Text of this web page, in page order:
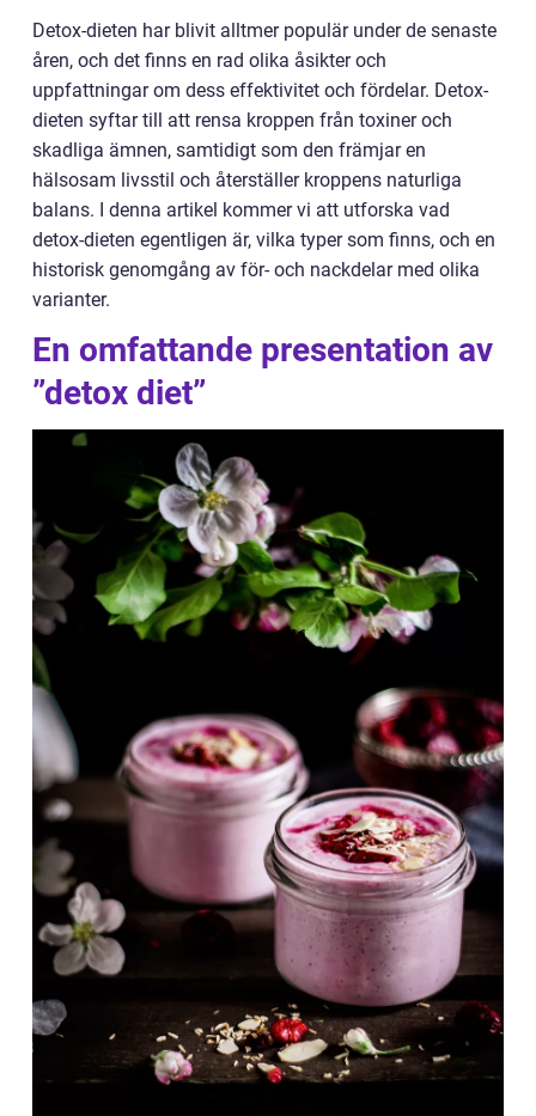
Detox-dieten har blivit alltmer populär under de senaste
åren, och det finns en rad olika åsikter och
uppfattningar om dess effektivitet och fördelar. Detox-
dieten syftar till att rensa kroppen från toxiner och
skadliga ämnen, samtidigt som den främjar en
hälsosam livsstil och återställer kroppens naturliga
balans. I denna artikel kommer vi att utforska vad
detox-dieten egentligen är, vilka typer som finns, och en
historisk genomgång av för- och nackdelar med olika
varianter.
En omfattande presentation av
”detox diet”